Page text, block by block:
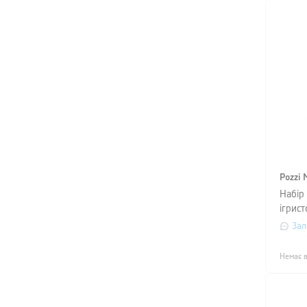
Pozzi
Набір
Milano
Немає